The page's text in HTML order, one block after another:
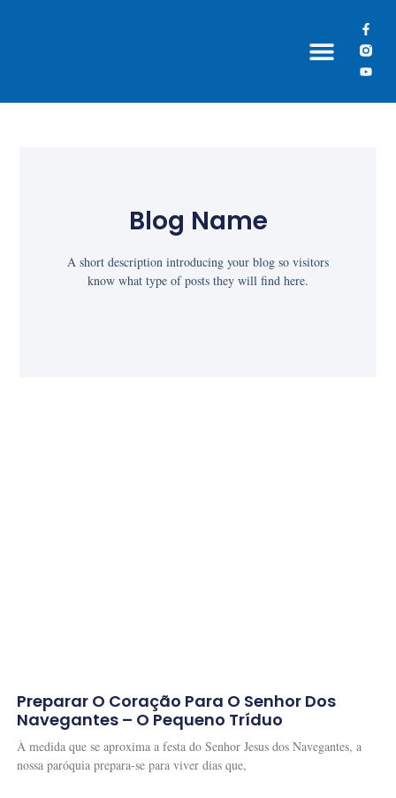
Blog Name
A short description introducing your blog so visitors
know what type of posts they will find here.
Preparar O Coração Para O Senhor Dos
Navegantes – O Pequeno Tríduo
À medida que se aproxima a festa do Senhor Jesus dos Navegantes, a
nossa paróquia prepara-se para viver dias que,